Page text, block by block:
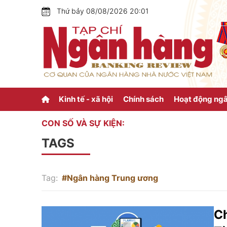
Thứ bảy 08/08/2026 20:01
Kinh tế - xã hội Chính sách Hoạt động
CON SỐ VÀ SỰ KIỆN:
TAGS
Tag: #Ngân hàng Trung ương